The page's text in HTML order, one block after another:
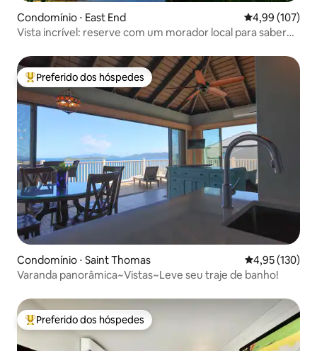
Condomínio ⋅ East End 4,99 de uma
4,99 (107)
Vista incrível: reserve com um morador local para saber
Entre os melhores preferidos dos hóspedes
Preferido dos hóspedes
Condomínio ⋅ Saint Thomas 4,95 de uma
4,95 (130)
Varanda panorâmica~Vistas~Leve seu traje de banho!
Entre os melhores preferidos dos hóspedes
Preferido dos hóspedes